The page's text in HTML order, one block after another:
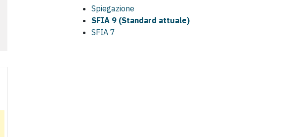
Spiegazione
SFIA 9 (Standard attuale)
SFIA 7